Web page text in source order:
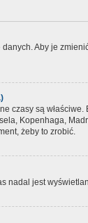
Aby je
czasy są
Kopenhaga,
żeby to zrobić.
jest